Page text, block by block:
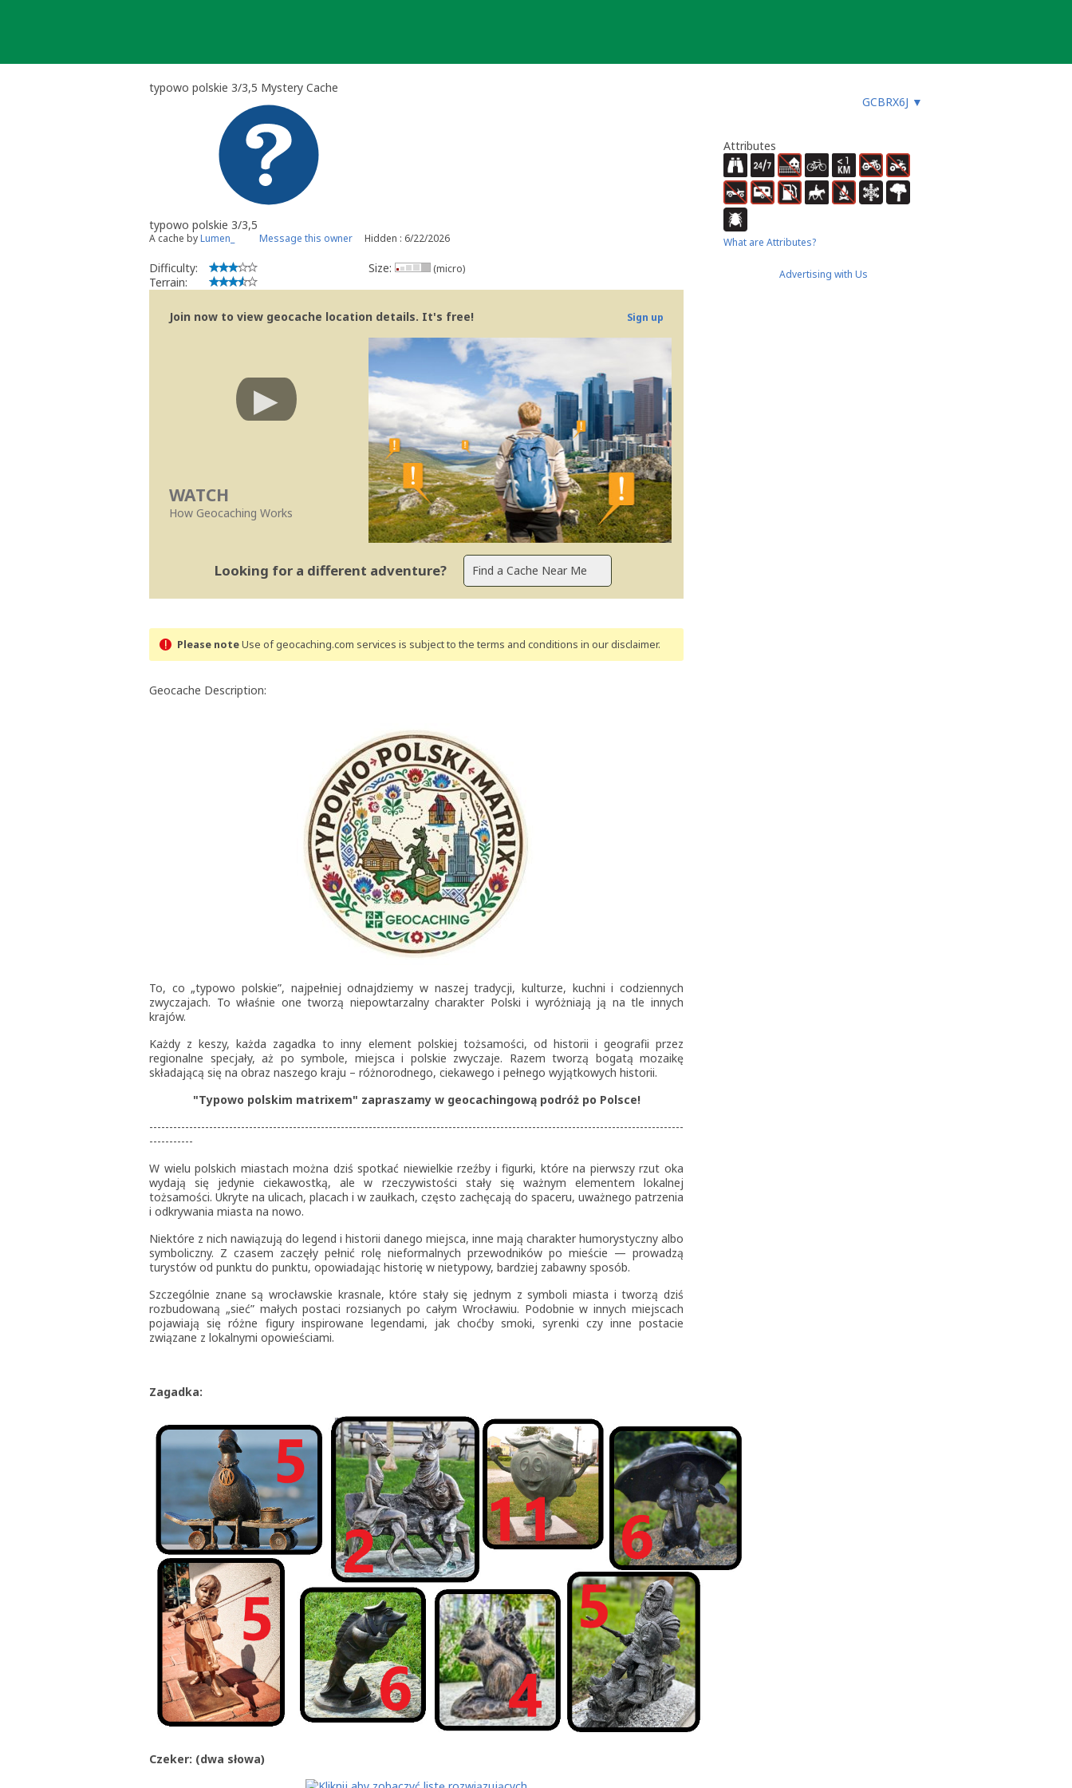
typowo polskie 3/3,5 Mystery Cache
GCBRX6J ▼
typowo polskie 3/3,5
A cache byLumen_ Message this owner Hidden : 6/22/2026
Difficulty:
Terrain:
Size: (micro)
Join now to view geocache location details. It's free! Sign up
WATCH
How Geocaching Works
Looking for a different adventure?
Please noteUse of geocaching.com services is subject to the terms and conditions in our disclaimer.
Geocache Description:
To, co „typowo polskie”, najpełniej odnajdziemy w naszej tradycji, kulturze, kuchni i codziennych
zwyczajach. To właśnie one tworzą niepowtarzalny charakter Polski i wyróżniają ją na tle innych
krajów.
Każdy z keszy, każda zagadka to inny element polskiej tożsamości, od historii i geografii przez
regionalne specjały, aż po symbole, miejsca i polskie zwyczaje. Razem tworzą bogatą mozaikę
składającą się na obraz naszego kraju – różnorodnego, ciekawego i pełnego wyjątkowych historii.
"Typowo polskim matrixem" zapraszamy w geocachingową podróż po Polsce!
--------------------------------------------------------------------------------------------------------------------------------------
-----------
W wielu polskich miastach można dziś spotkać niewielkie rzeźby i figurki, które na pierwszy rzut oka
wydają się jedynie ciekawostką, ale w rzeczywistości stały się ważnym elementem lokalnej
tożsamości. Ukryte na ulicach, placach i w zaułkach, często zachęcają do spaceru, uważnego patrzenia
i odkrywania miasta na nowo.
Niektóre z nich nawiązują do legend i historii danego miejsca, inne mają charakter humorystyczny albo
symboliczny. Z czasem zaczęły pełnić rolę nieformalnych przewodników po mieście — prowadzą
turystów od punktu do punktu, opowiadając historię w nietypowy, bardziej zabawny sposób.
Szczególnie znane są wrocławskie krasnale, które stały się jednym z symboli miasta i tworzą dziś
rozbudowaną „sieć” małych postaci rozsianych po całym Wrocławiu. Podobnie w innych miejscach
pojawiają się różne figury inspirowane legendami, jak choćby smoki, syrenki czy inne postacie
związane z lokalnymi opowieściami.
Zagadka:
Czeker: (dwa słowa)
Attributes
What are Attributes?
Advertising with Us